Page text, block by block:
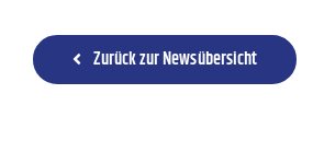
Zurück zur Newsübersicht